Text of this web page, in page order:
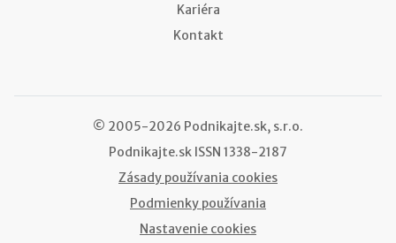
Kariéra
Kontakt
© 2005-2026 Podnikajte.sk, s.r.o.
Podnikajte.sk ISSN 1338-2187
Zásady používania cookies
Podmienky používania
Nastavenie cookies